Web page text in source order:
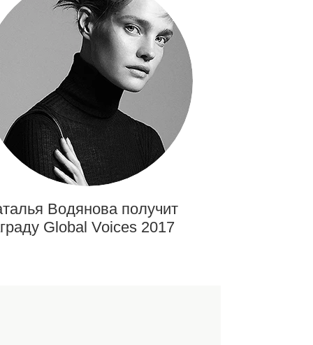
Водянова получит
Global Voices 2017